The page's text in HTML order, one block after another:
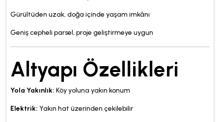
Gürültüden uzak, doğa içinde yaşam imkânı
Geniş cepheli parsel, proje geliştirmeye uygun
Altyapı Özellikleri
Yola Yakınlık: Köy yoluna yakın konum
Elektrik: Yakın hat üzerinden çekilebilir